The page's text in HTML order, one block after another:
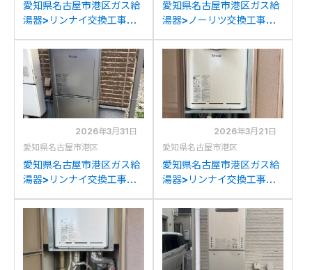
愛知県名古屋市港区ガス給
湯器>リンナイ交換工事施
A2000SATからリンナイ
RUF-A2005SAT(C)への
交換
愛知県名古屋市港区ガス給
湯器>ノーリツ交換工事施
C2447SAW3Hからノーリ
ツGTH-C2460SAW3H-
1BLへの交換
2026年3月31日
愛知県名古屋市港区
愛知県名古屋市港区ガス給
湯器>リンナイ交換工事施
C2431SAWXからリンナ
イRUF-K2406SAW(A)へ
の交換
2026年3月21日
愛知県名古屋市港区
愛知県名古屋市港区ガス給
湯器>リンナイ交換工事施
368RSA4-AW3Q/RUFH-
2405AT2-3からリンナイ
RUF-A2405SAT-L(C)へ
の交換